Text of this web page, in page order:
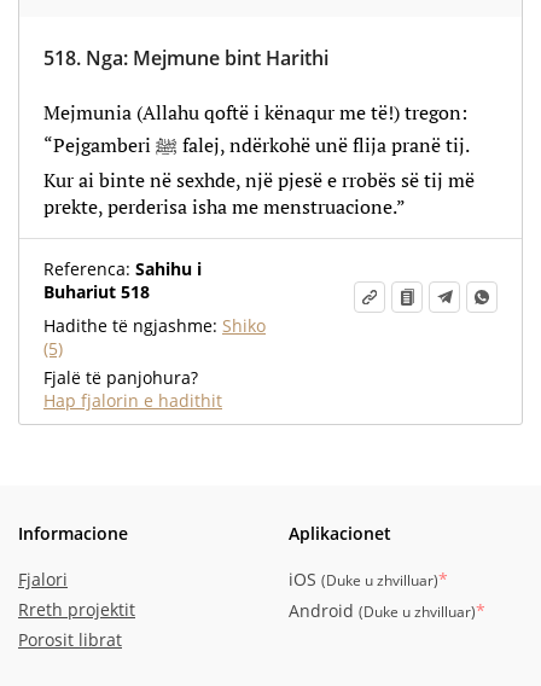
518. Nga: Mejmune bint Harithi
Mejmunia (Allahu qoftë i kënaqur me të!) tregon:
“Pejgamberi ﷺ falej, ndërkohë unë flija pranë tij.
Kur ai binte në sexhde, një pjesë e rrobës së tij më
prekte, perderisa isha me menstruacione.”
Referenca: Sahihu i
Buhariut 518
Hadithe të ngjashme: Shiko
(5)
Fjalë të panjohura?
Hap fjalorin e hadithit
Informacione
Fjalori
Rreth projektit
Porosit librat
Aplikacionet
iOS (Duke u zhvilluar)*
Android (Duke u zhvilluar)*